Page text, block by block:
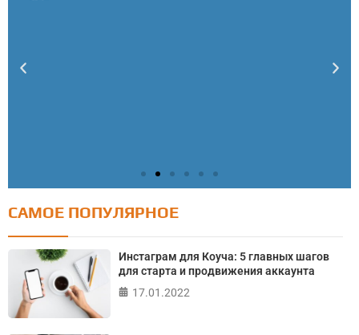
Тест: Как я контролирую свою жизнь?
Онлайн тест на основе шкалы локуса контроля
Джулиана Роттера
САМОЕ ПОПУЛЯРНОЕ
Инстаграм для Коуча: 5 главных шагов
для старта и продвижения аккаунта
17.01.2022